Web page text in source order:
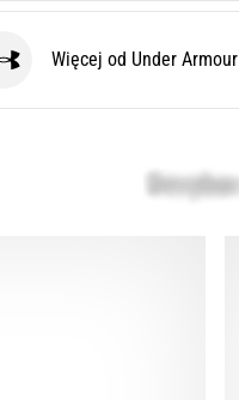
Under ArmourWięcej od Under Armour